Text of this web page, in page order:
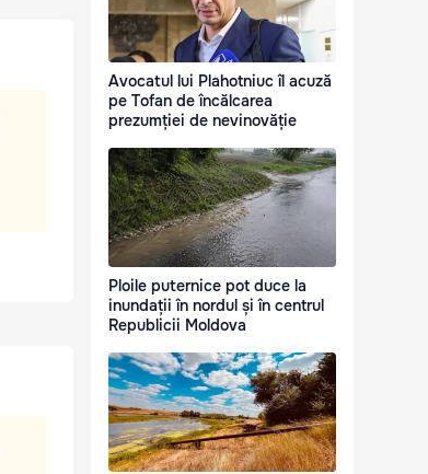
Avocatul lui Plahotniuc îl acuză
pe Tofan de încălcarea
prezumției de nevinovăție
Ploile puternice pot duce la
inundații în nordul și în centrul
Republicii Moldova